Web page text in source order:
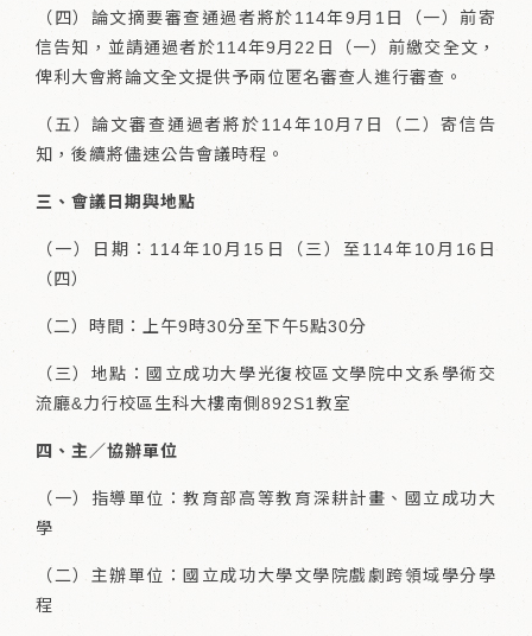
（四）論文摘要審查通過者將於114年9月1日（一）前寄
信告知，並請通過者於114年9月22日（一）前繳交全文，
俾利大會將論文全文提供予兩位匿名審查人進行審查。
（五）論文審查通過者將於114年10月7日（二）寄信告
知，後續將儘速公告會議時程。
三、會議日期與地點
（一）日期：114年10月15日（三）至114年10月16日
（四）
（二）時間：上午9時30分至下午5點30分
（三）地點：國立成功大學光復校區文學院中文系學術交
流廳&力行校區生科大樓南側892S1教室
四、主／協辦單位
（一）指導單位：教育部高等教育深耕計畫、國立成功大
學
（二）主辦單位：國立成功大學文學院戲劇跨領域學分學
程